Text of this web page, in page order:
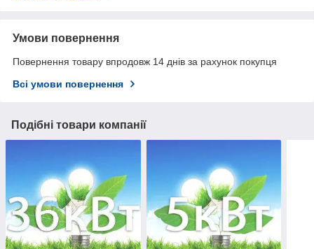
Умови повернення
Повернення товару впродовж 14 днів за рахунок покупця
Всі умови повернення
Подібні товари компанії